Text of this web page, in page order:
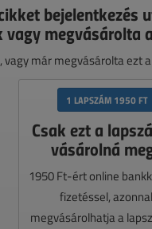
bejelentkezés
vagy megvásárolta
vagy már megvásárolta ezt
1 LAPSZÁM 1950 FT
Csak ezt a
vásárolná
1950 Ft-ért online
fizetéssel, azonnal
megvásárolhatja a